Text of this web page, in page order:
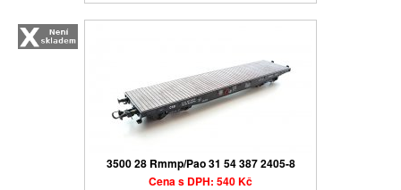
3500 28 Rmmp/Pao 31 54 387 2405-8
Cena s DPH: 540 Kč